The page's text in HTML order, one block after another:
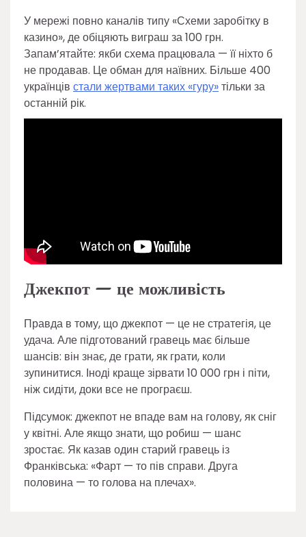
У мережі повно каналів типу «Схеми заробітку в
казино», де обіцяють виграш за 100 грн.
Запам’ятайте: якби схема працювала — її ніхто б
не продавав. Це обман для наївних. Більше 400
українців стали жертвами таких «гуру»тільки за
останній рік.
Джекпот — це можливість
Правда в тому, що джекпот — це не стратегія, це
удача. Але підготований гравець має більше
шансів: він знає, де грати, як грати, коли
зупинитися. Іноді краще зірвати 10 000 грн і піти,
ніж сидіти, доки все не програєш.
Підсумок: джекпот не впаде вам на голову, як сніг
у квітні. Але якщо знати, що робиш — шанс
зростає. Як казав один старий гравець із
Франківська: «Фарт — то пів справи. Друга
половина — то голова на плечах».